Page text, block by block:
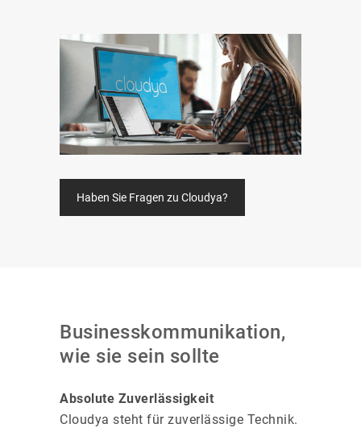
Haben Sie Fragen zu Cloudya?
Businesskommunikation,
wie sie sein sollte
Absolute Zuverlässigkeit
Cloudya steht für zuverlässige Technik.